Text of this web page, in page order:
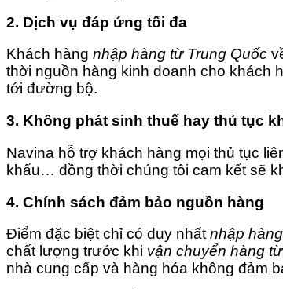
2. Dịch vụ đáp ứng tối đa
Khách hàng nhập hàng từ Trung Quốc
thời nguồn hàng kinh doanh cho khách
tới đường bộ.
3. Không phát sinh thuế hay thủ tục
Navina hỗ trợ khách hàng mọi thủ tục
khẩu… đồng thời chúng tôi cam kết sẽ
4. Chính sách đảm bảo nguồn hàng
Điểm đặc biệt chỉ có duy nhấtnhập
chất lượng trước khi vận chuyển hàng
nhà cung cấp và hàng hóa không đảm